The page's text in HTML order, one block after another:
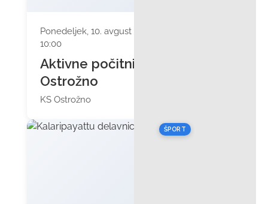
Ponedeljek, 10. avgust 2026 ob
10:00
Aktivne počitnice: KS
Ostrožno
KS Ostrožno
ŠPORT